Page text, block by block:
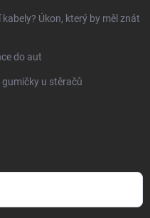
Úkon, který by měl znát
do aut
u stěračů